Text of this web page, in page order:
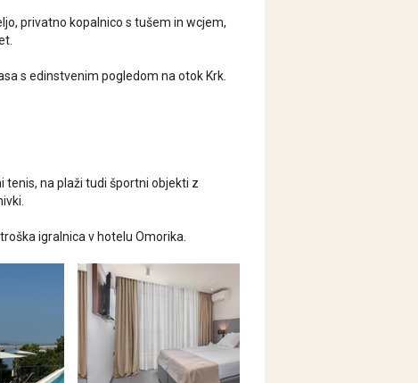
privatno kopalnico s tušem in wcjem,
s edinstvenim pogledom na otok Krk.
tenis, na plaži tudi športni objekti z
igralnica v hotelu Omorika.